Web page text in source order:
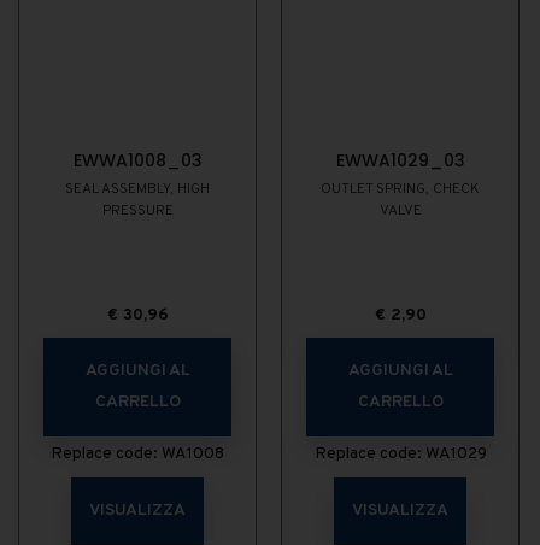
EWWA1008_03
SEAL ASSEMBLY, HIGH
PRESSURE
€ 30,96
AGGIUNGI AL
CARRELLO
Replace code: WA1008
VISUALIZZA
EWWA1029_03
OUTLET SPRING, CHECK
VALVE
€ 2,90
AGGIUNGI AL
CARRELLO
Replace code: WA1029
VISUALIZZA